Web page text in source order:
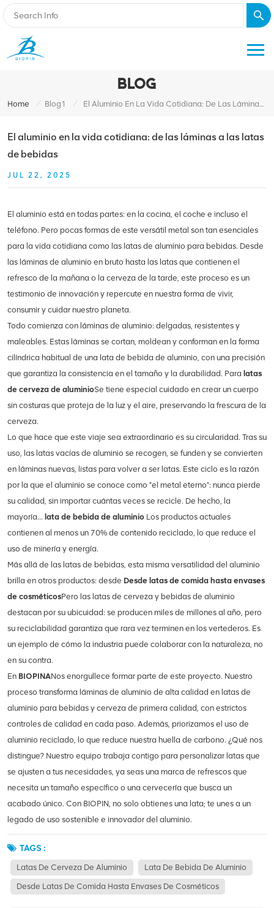
BLOG
Home / Blog1 / El Aluminio En La Vida Cotidiana: De Las Láminas A Las Latas De Bebidas
El aluminio en la vida cotidiana: de las láminas a las latas
de bebidas
JUL 22, 2025
El aluminio está en todas partes: en la cocina, el coche e incluso el
teléfono. Pero pocas formas de este versátil metal son tan esenciales
para la vida cotidiana como las latas de aluminio para bebidas. Desde
las láminas de aluminio en bruto hasta las latas que contienen el
refresco de la mañana o la cerveza de la tarde, este proceso es un
testimonio de innovación y repercute en nuestra forma de vivir,
consumir y cuidar nuestro planeta.
Todo comienza con láminas de aluminio: delgadas, resistentes y
maleables. Estas láminas se cortan, moldean y conforman en la forma
cilíndrica habitual de una lata de bebida de aluminio, con una precisión
que garantiza la consistencia en el tamaño y la durabilidad. Para latas
de cerveza de aluminioSe tiene especial cuidado en crear un cuerpo
sin costuras que proteja de la luz y el aire, preservando la frescura de la
cerveza.
Lo que hace que este viaje sea extraordinario es su circularidad. Tras su
uso, las latas vacías de aluminio se recogen, se funden y se convierten
en láminas nuevas, listas para volver a ser latas. Este ciclo es la razón
por la que el aluminio se conoce como "el metal eterno": nunca pierde
su calidad, sin importar cuántas veces se recicle. De hecho, la
mayoría... lata de bebida de aluminio Los productos actuales
contienen al menos un 70% de contenido reciclado, lo que reduce el
uso de minería y energía.
Más allá de las latas de bebidas, esta misma versatilidad del aluminio
brilla en otros productos: desde Desde latas de comida hasta envases
de cosméticosPero las latas de cerveza y bebidas de aluminio
destacan por su ubicuidad: se producen miles de millones al año, pero
su reciclabilidad garantiza que rara vez terminen en los vertederos. Es
un ejemplo de cómo la industria puede colaborar con la naturaleza, no
en su contra.
En BIOPINANos enorgullece formar parte de este proyecto. Nuestro
proceso transforma láminas de aluminio de alta calidad en latas de
aluminio para bebidas y cerveza de primera calidad, con estrictos
controles de calidad en cada paso. Además, priorizamos el uso de
aluminio reciclado, lo que reduce nuestra huella de carbono. ¿Qué nos
distingue? Nuestro equipo trabaja contigo para personalizar latas que
se ajusten a tus necesidades, ya seas una marca de refrescos que
necesita un tamaño específico o una cervecería que busca un
acabado único. Con BIOPIN, no solo obtienes una lata; te unes a un
legado de uso sostenible e innovador del aluminio.
TAGS :
Latas De Cerveza De Aluminio Lata De Bebida De Aluminio
Desde Latas De Comida Hasta Envases De Cosméticos